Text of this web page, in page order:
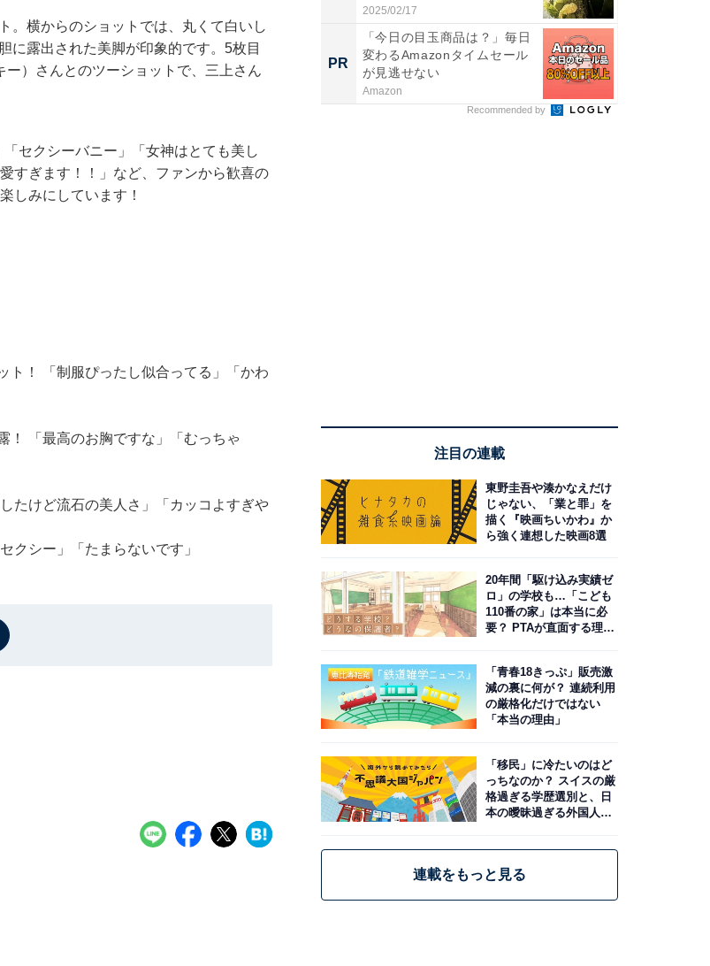
。横からのショットでは、丸くて白いし
に露出された美脚が印象的です。5枚目
）さんとのツーショットで、三上さん
セクシーバニー」「女神はとても美し
すぎます！！」など、ファンから歓喜の
しみにしています！
ト！ 「制服ぴったし似合ってる」「かわ
！ 「最高のお胸ですな」「むっちゃ
たけど流石の美人さ」「カッコよすぎや
クシー」「たまらないです」
体...
2025/02/17
PR
「今日の目玉商品は？」毎日
変わるAmazonタイムセール
が見逃せない
Amazon
Recommended by
注目の連載
東野圭吾や湊かなえだけ
じゃない、「業と罪」を
描く『映画ちいかわ』か
ら強く連想した映画8選
20年間「駆け込み実績ゼ
ロ」の学校も…「こども
110番の家」は本当に必
要？ PTAが直面する理想
「青春18きっぷ」販売激
減の裏に何が？ 連続利用
の厳格化だけではない
「本当の理由」
「移民」に冷たいのはど
っちなのか？ スイスの厳
格過ぎる学歴選別と、日
本の曖昧過ぎる外国人政
連載をもっと見る